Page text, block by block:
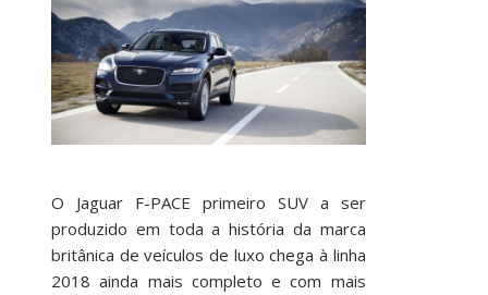
O Jaguar F-PACE primeiro SUV a ser
produzido em toda a história da marca
britânica de veículos de luxo chega à linha
2018 ainda mais completo e com mais